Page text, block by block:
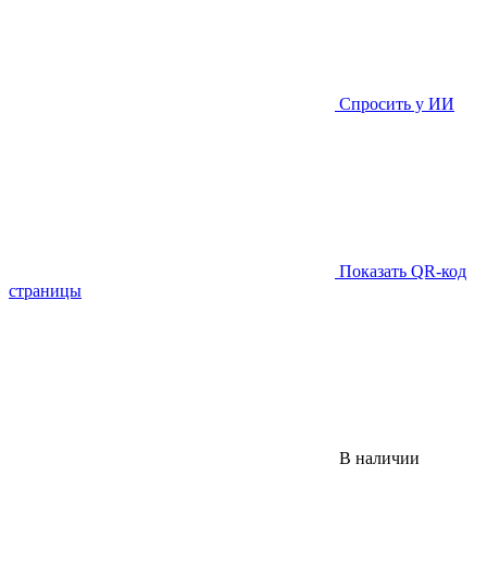
Спросить у ИИ
Показать QR-код
страницы
В наличии